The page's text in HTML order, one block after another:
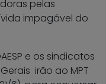
pelas
impagável do
e os sindicatos
irão ao MPT